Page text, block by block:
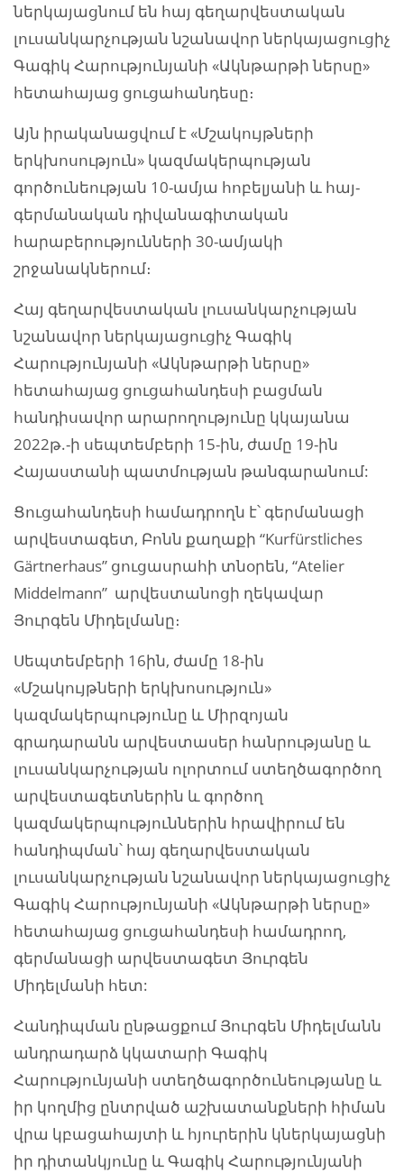
ներկայացնում են հայ գեղարվեստական
լուսանկարչության նշանավոր ներկայացուցիչ
Գագիկ Հարությունյանի «Ակնթարթի ներսը»
հետահայաց ցուցահանդեսը։
Այն իրականացվում է «Մշակույթների
երկխոսություն» կազմակերպության
գործունեության 10-ամյա հոբելյանի և հայ-
գերմանական դիվանագիտական
հարաբերությունների 30-ամյակի
շրջանակներում։
Հայ գեղարվեստական լուսանկարչության
նշանավոր ներկայացուցիչ Գագիկ
Հարությունյանի «Ակնթարթի ներսը»
հետահայաց ցուցահանդեսի բացման
հանդիսավոր արարողությունը կկայանա
2022թ.-ի սեպտեմբերի 15-ին, ժամը 19-ին
Հայաստանի պատմության թանգարանում:
Ցուցահանդեսի համադրողն է՝ գերմանացի
արվեստագետ, Բոնն քաղաքի “Kurfürstliches
Gärtnerhaus” ցուցասրահի տնօրեն, “Atelier
Middelmann” արվեստանոցի ղեկավար
Յուրգեն Միդելմանը։
Սեպտեմբերի 16ին, ժամը 18-ին
«Մշակույթների երկխոսություն»
կազմակերպությունը և Միրզոյան
գրադարանն արվեստասեր հանրությանը և
լուսանկարչության ոլորտում ստեղծագործող
արվեստագետներին և գործող
կազմակերպություններին հրավիրում են
հանդիպման՝ հայ գեղարվեստական
լուսանկարչության նշանավոր ներկայացուցիչ
Գագիկ Հարությունյանի «Ակնթարթի ներսը»
հետահայաց ցուցահանդեսի համադրող,
գերմանացի արվեստագետ Յուրգեն
Միդելմանի հետ:
Հանդիպման ընթացքում Յուրգեն Միդելմանն
անդրադարձ կկատարի Գագիկ
Հարությունյանի ստեղծագործունեությանը և
իր կողմից ընտրված աշխատանքների հիման
վրա կբացահայտի և հյուրերին կներկայացնի
իր դիտանկյունը և Գագիկ Հարությունյանի